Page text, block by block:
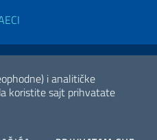
i analitičke
koristite sajt prihvatate